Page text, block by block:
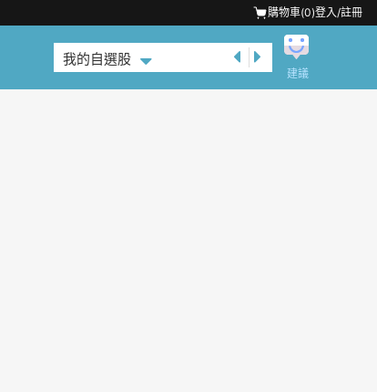
購物車(0)登入/註冊
我的自選股
建議